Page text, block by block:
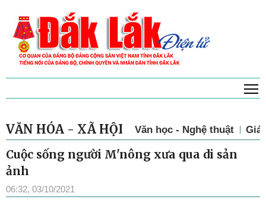
VĂN HÓA - XÃ HỘI Văn học - Nghệ thuật
Cuộc sống người M'nông xưa qua di sản
ảnh
06:32, 03/10/2021